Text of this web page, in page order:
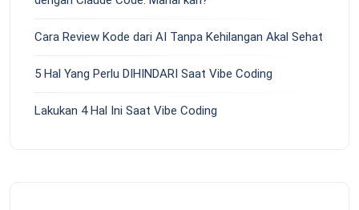
Cara Review Kode dari AI Tanpa Kehilangan Akal Sehat
5 Hal Yang Perlu DIHINDARI Saat Vibe Coding
Lakukan 4 Hal Ini Saat Vibe Coding